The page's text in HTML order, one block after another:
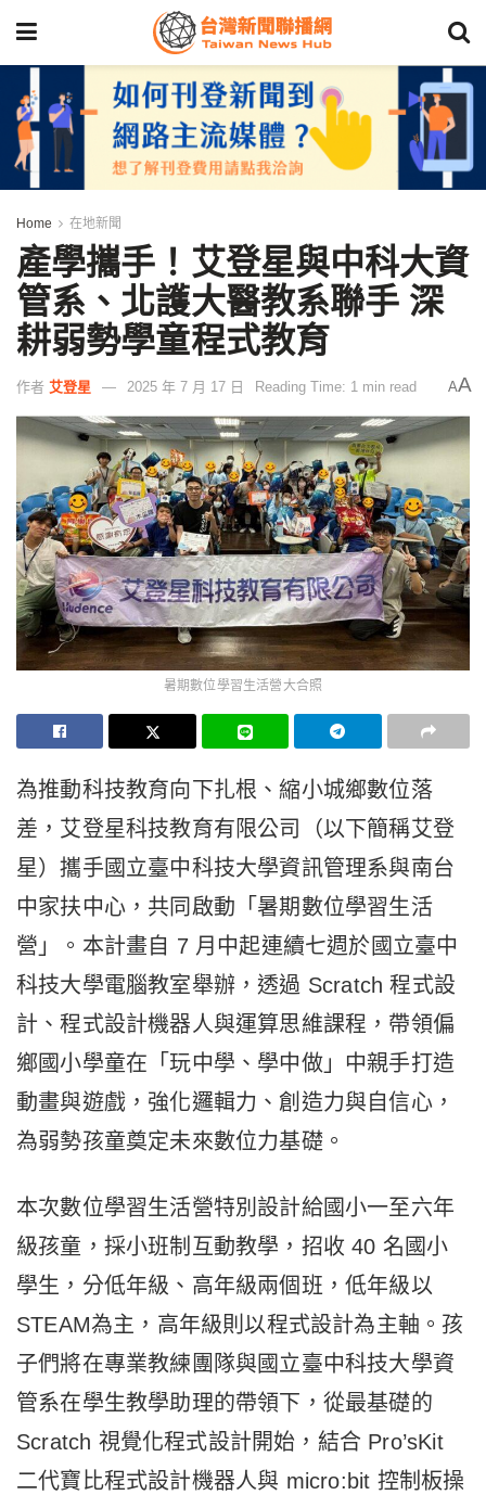
Home 在地新聞
產學攜手！艾登星與中科大資
管系、北護大醫教系聯手 深
耕弱勢學童程式教育
作者 艾登星 2025 年 7 月 17 日 Reading Time: 1 min read AA
暑期數位學習生活營大合照
為推動科技教育向下扎根、縮小城鄉數位落
差，艾登星科技教育有限公司（以下簡稱艾登
星）攜手國立臺中科技大學資訊管理系與南台
中家扶中心，共同啟動「暑期數位學習生活
營」。本計畫自 7 月中起連續七週於國立臺中
科技大學電腦教室舉辦，透過 Scratch 程式設
計、程式設計機器人與運算思維課程，帶領偏
鄉國小學童在「玩中學、學中做」中親手打造
動畫與遊戲，強化邏輯力、創造力與自信心，
為弱勢孩童奠定未來數位力基礎。
本次數位學習生活營特別設計給國小一至六年
級孩童，採小班制互動教學，招收 40 名國小
學生，分低年級、高年級兩個班，低年級以
STEAM為主，高年級則以程式設計為主軸。孩
子們將在專業教練團隊與國立臺中科技大學資
管系在學生教學助理的帶領下，從最基礎的
Scratch 視覺化程式設計開始，結合 Pro’sKit
二代寶比程式設計機器人與 micro:bit 控制板操